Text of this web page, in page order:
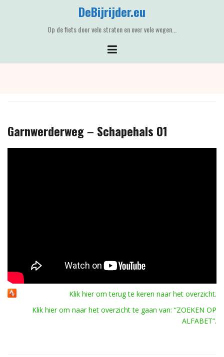
DeBijrijder.eu
Op de fiets door vele straten en over vele wegen...
Garnwerderweg – Schapehals 01
Klik hier om terug te keren naar het overzicht.
Klik hier om naar het overzicht te gaan van: “ZOEKEN OP
ALFABET”.